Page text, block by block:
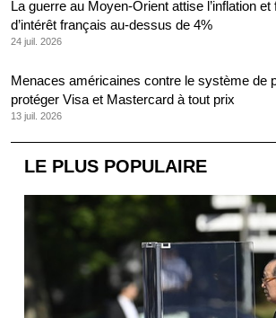
La guerre au Moyen-Orient attise l’inflation
d’intérêt français au-dessus de 4%
24 juil. 2026
Menaces américaines contre le système de
protéger Visa et Mastercard à tout prix
13 juil. 2026
LE PLUS POPULAIRE